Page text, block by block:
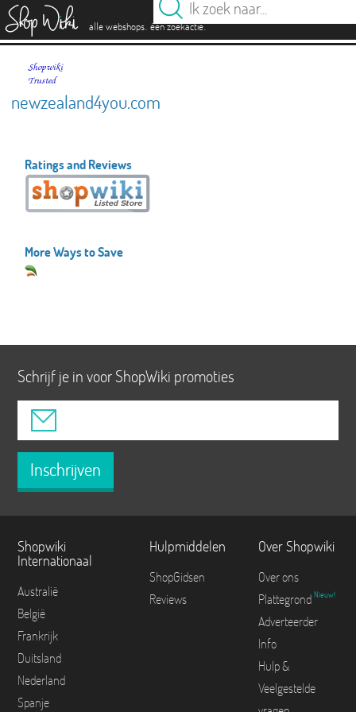
alle webshops. één zoekactie.
newzealand4you.com
Ratings and Reviews
More Ways to Save
Schrijf je in voor ShopWiki promoties
Inschrijven
Shopwiki
Internationaal
Australië
België
Frankrijk
Duitsland
Nederland
Spanje
Hulpmiddelen
ShopGidsen
Reviews
Over Shopwiki
Over ons
Plattegrond Nieuw!
Adverteerder
Info
Hulp &
Veelgestelde